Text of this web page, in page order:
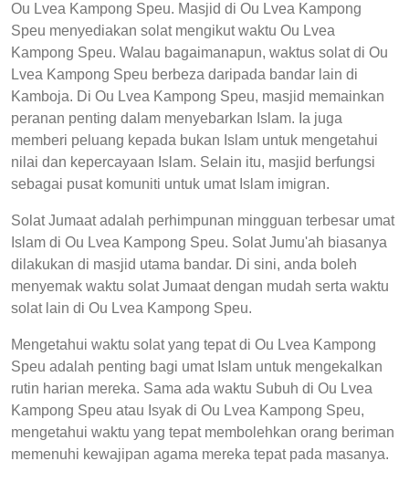
Ou Lvea Kampong Speu. Masjid di Ou Lvea Kampong
Speu menyediakan solat mengikut waktu Ou Lvea
Kampong Speu. Walau bagaimanapun, waktus solat di Ou
Lvea Kampong Speu berbeza daripada bandar lain di
Kamboja. Di Ou Lvea Kampong Speu, masjid memainkan
peranan penting dalam menyebarkan Islam. Ia juga
memberi peluang kepada bukan Islam untuk mengetahui
nilai dan kepercayaan Islam. Selain itu, masjid berfungsi
sebagai pusat komuniti untuk umat Islam imigran.
Solat Jumaat adalah perhimpunan mingguan terbesar umat
Islam di Ou Lvea Kampong Speu. Solat Jumu'ah biasanya
dilakukan di masjid utama bandar. Di sini, anda boleh
menyemak waktu solat Jumaat dengan mudah serta waktu
solat lain di Ou Lvea Kampong Speu.
Mengetahui waktu solat yang tepat di Ou Lvea Kampong
Speu adalah penting bagi umat Islam untuk mengekalkan
rutin harian mereka. Sama ada waktu Subuh di Ou Lvea
Kampong Speu atau Isyak di Ou Lvea Kampong Speu,
mengetahui waktu yang tepat membolehkan orang beriman
memenuhi kewajipan agama mereka tepat pada masanya.